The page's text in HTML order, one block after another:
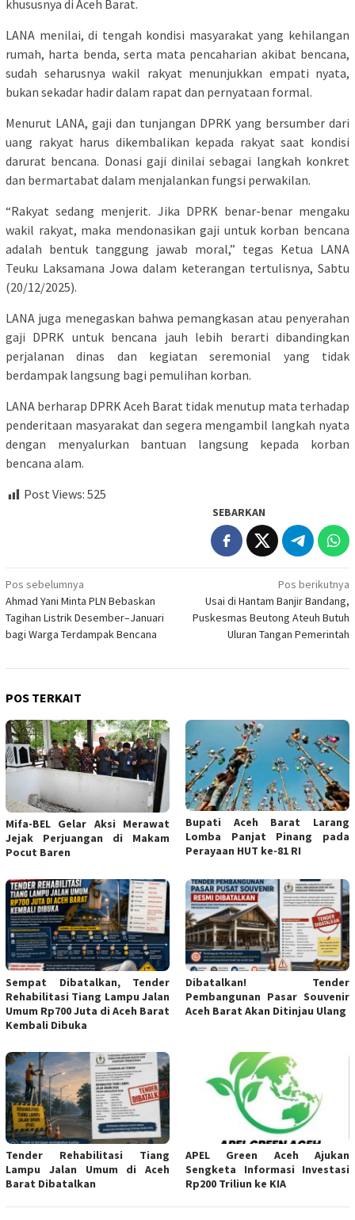
khususnya di Aceh Barat.
LANA menilai, di tengah kondisi masyarakat yang kehilangan
rumah, harta benda, serta mata pencaharian akibat bencana,
sudah seharusnya wakil rakyat menunjukkan empati nyata,
bukan sekadar hadir dalam rapat dan pernyataan formal.
Menurut LANA, gaji dan tunjangan DPRK yang bersumber dari
uang rakyat harus dikembalikan kepada rakyat saat kondisi
darurat bencana. Donasi gaji dinilai sebagai langkah konkret
dan bermartabat dalam menjalankan fungsi perwakilan.
“Rakyat sedang menjerit. Jika DPRK benar-benar mengaku
wakil rakyat, maka mendonasikan gaji untuk korban bencana
adalah bentuk tanggung jawab moral,” tegas Ketua LANA
Teuku Laksamana Jowa dalam keterangan tertulisnya, Sabtu
(20/12/2025).
LANA juga menegaskan bahwa pemangkasan atau penyerahan
gaji DPRK untuk bencana jauh lebih berarti dibandingkan
perjalanan dinas dan kegiatan seremonial yang tidak
berdampak langsung bagi pemulihan korban.
LANA berharap DPRK Aceh Barat tidak menutup mata terhadap
penderitaan masyarakat dan segera mengambil langkah nyata
dengan menyalurkan bantuan langsung kepada korban
bencana alam.
Post Views: 525
SEBARKAN
Navigasi
pos
Pos sebelumnya
Ahmad Yani Minta PLN Bebaskan
Tagihan Listrik Desember–Januari
bagi Warga Terdampak Bencana
Pos berikutnya
Usai di Hantam Banjir Bandang,
Puskesmas Beutong Ateuh Butuh
Uluran Tangan Pemerintah
POS TERKAIT
Mifa-BEL Gelar Aksi Merawat
Jejak Perjuangan di Makam
Pocut Baren
Bupati Aceh Barat Larang
Lomba Panjat Pinang pada
Perayaan HUT ke-81 RI
Sempat Dibatalkan, Tender
Rehabilitasi Tiang Lampu Jalan
Umum Rp700 Juta di Aceh Barat
Kembali Dibuka
Dibatalkan! Tender
Pembangunan Pasar Souvenir
Aceh Barat Akan Ditinjau Ulang
Tender Rehabilitasi Tiang
Lampu Jalan Umum di Aceh
Barat Dibatalkan
APEL Green Aceh Ajukan
Sengketa Informasi Investasi
Rp200 Triliun ke KIA